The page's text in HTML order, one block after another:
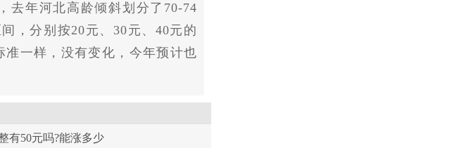
去年河北高龄倾斜划分了70-74
，分别按20元、30元、40元的
一样，没有变化，今年预计也
有50元吗?能涨多少